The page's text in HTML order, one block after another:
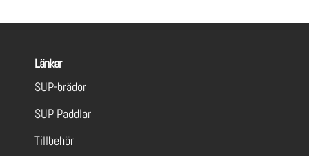
Länkar
SUP-brädor
SUP Paddlar
Tillbehör